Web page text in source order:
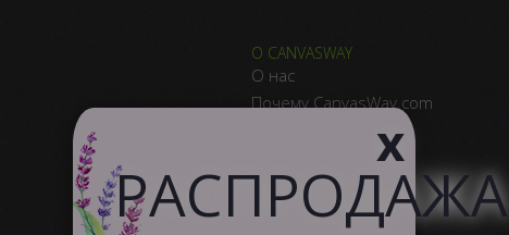
О CANVASWAY
О нас
Почему CanvasWay.com
Качество Продукта
Отзывы Клиентов
Служба поддержки
Сотрудничество
x
РАСПРОДАЖА